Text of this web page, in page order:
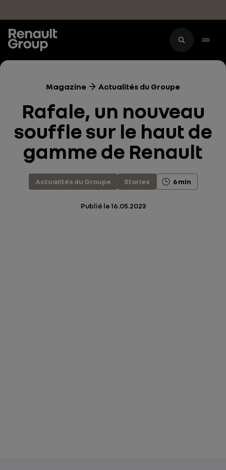
Magazine Actualités du Groupe
Rafale, un nouveau
souffle sur le haut de
gamme de Renault
Actualités du Groupe Stories 6 min
Publié le16.05.2023